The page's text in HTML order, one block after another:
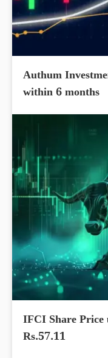
Authum
within 6 months
IFCI Share Price
Rs.57.11